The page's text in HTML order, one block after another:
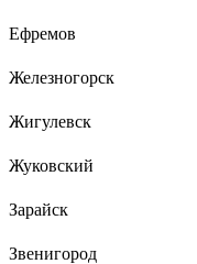
Ефремов
Железногорск
Жигулевск
Жуковский
Зарайск
Звенигород